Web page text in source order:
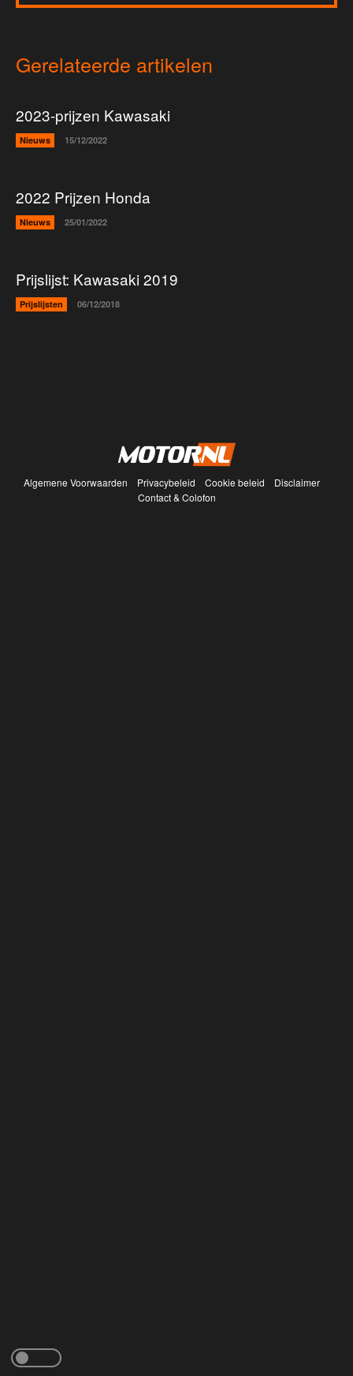
Gerelateerde artikelen
2023-prijzen Kawasaki
Nieuws 15/12/2022
2022 Prijzen Honda
Nieuws 25/01/2022
Prijslijst: Kawasaki 2019
Prijslijsten 06/12/2018
Algemene Voorwaarden Privacybeleid Cookie beleid
Disclaimer
Contact & Colofon